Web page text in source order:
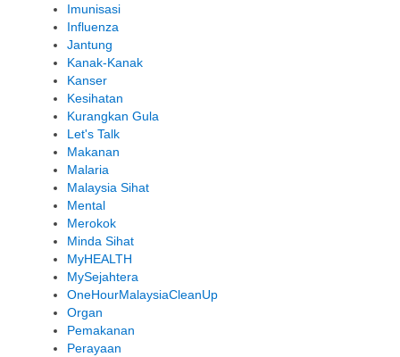
Imunisasi
Influenza
Jantung
Kanak-Kanak
Kanser
Kesihatan
Kurangkan Gula
Let's Talk
Makanan
Malaria
Malaysia Sihat
Mental
Merokok
Minda Sihat
MyHEALTH
MySejahtera
OneHourMalaysiaCleanUp
Organ
Pemakanan
Perayaan